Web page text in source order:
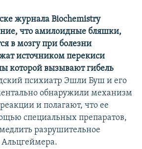
журнала Biochemistry
что амилоидные бляшки,
в мозгу при болезни
источником перекиси
которой вызывают гибель
психиатр Эшли Буш и его
обнаружили механизм
и полагают, что ее
специальных препаратов,
разрушительное
Альцгеймера.